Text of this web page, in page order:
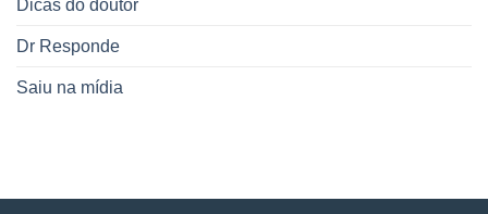
Dicas do doutor
Dr Responde
Saiu na mídia